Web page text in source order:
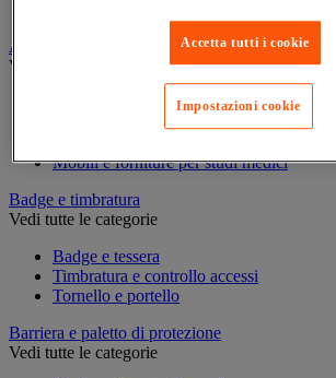
Attrezzatura e mobili per studi medici
Vedi tutte le categorie
Armadietto pronto soccorso
Lettino, paravento e sedia per studi medici
Mobili e forniture per studi medici
Badge e timbratura
Vedi tutte le categorie
Badge e tessera
Timbratura e controllo accessi
Tornello e portello
Barriera e paletto di protezione
Vedi tutte le categorie
Accetta tutti i cookie
Impostazioni cookie